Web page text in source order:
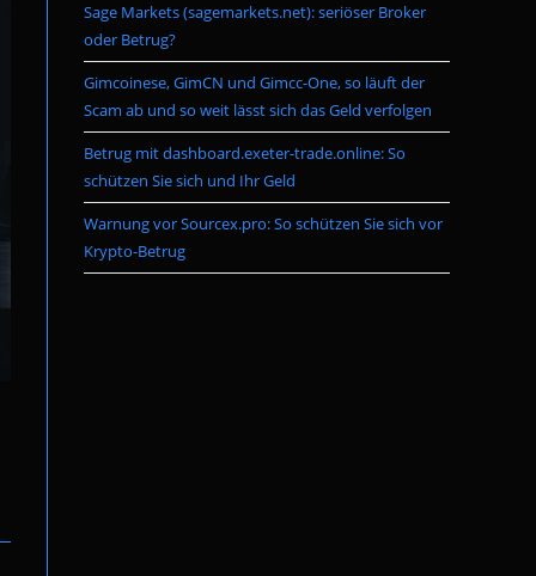
Sage Markets (sagemarkets.net): seriöser Broker
oder Betrug?
Gimcoinese, GimCN und Gimcc-One, so läuft der
Scam ab und so weit lässt sich das Geld verfolgen
Betrug mit dashboard.exeter-trade.online: So
schützen Sie sich und Ihr Geld
Warnung vor Sourcex.pro: So schützen Sie sich vor
Krypto-Betrug